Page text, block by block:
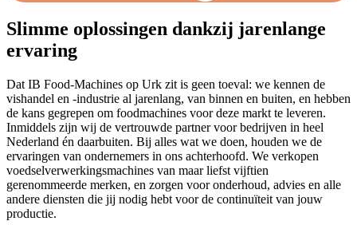
Slimme oplossingen dankzij jarenlange
ervaring
Dat IB Food-Machines op Urk zit is geen toeval: we kennen de
vishandel en -industrie al jarenlang, van binnen en buiten, en hebben
de kans gegrepen om foodmachines voor deze markt te leveren.
Inmiddels zijn wij de vertrouwde partner voor bedrijven in heel
Nederland én daarbuiten. Bij alles wat we doen, houden we de
ervaringen van ondernemers in ons achterhoofd. We verkopen
voedselverwerkingsmachines van maar liefst vijftien
gerenommeerde merken, en zorgen voor onderhoud, advies en alle
andere diensten die jij nodig hebt voor de continuïteit van jouw
productie.